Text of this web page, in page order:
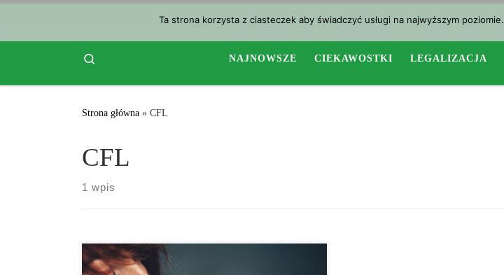
NAJNOWSZE CIEKAWOSTKI LEGALIZACJA
Strona główna » CFL
CFL
1 wpis
Ta strona korzysta z ciasteczek aby świadczyć usługi na najwyższym poziomie.